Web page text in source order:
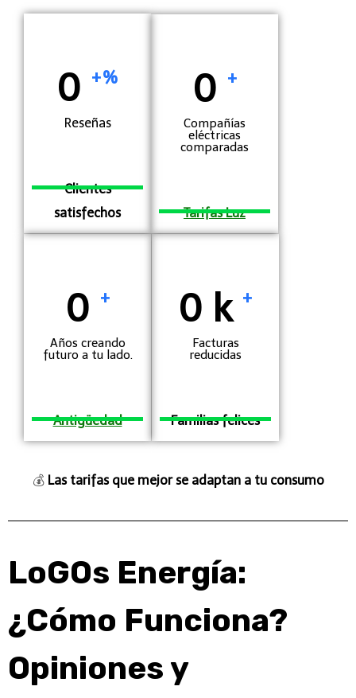
0 +%
Reseñas
Clientes
satisfechos
0 +
Compañías
eléctricas
comparadas
Tarifas Luz
0 +
Años creando
futuro a tu lado.
Antigüedad
0 k +
Facturas
reducidas
Familias felices
💰 Las tarifas que mejor se adaptan a tu consumo
LoGOs Energía:
¿Cómo Funciona?
Opiniones y